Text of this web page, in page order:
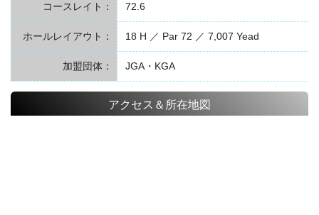
コースレイト： 72.6
ホールレイアウト： 18 H ／ Par 72 ／ 7,007 Yead
加盟団体： JGA・KGA
アクセス＆所在地図